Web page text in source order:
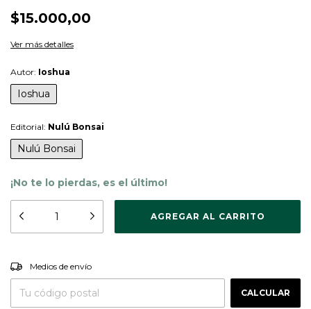
$15.000,00
Ver más detalles
Autor: Ioshua
Ioshua
Editorial: Nulú Bonsai
Nulú Bonsai
¡No te lo pierdas, es el último!
Entregas para el CP:
Medios de envío
CALCULAR